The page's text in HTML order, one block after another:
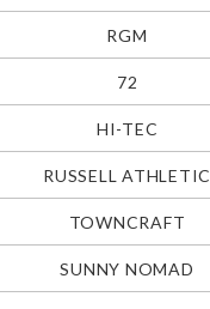
RGM
72
HI-TEC
RUSSELL ATHLETIC
TOWNCRAFT
SUNNY NOMAD